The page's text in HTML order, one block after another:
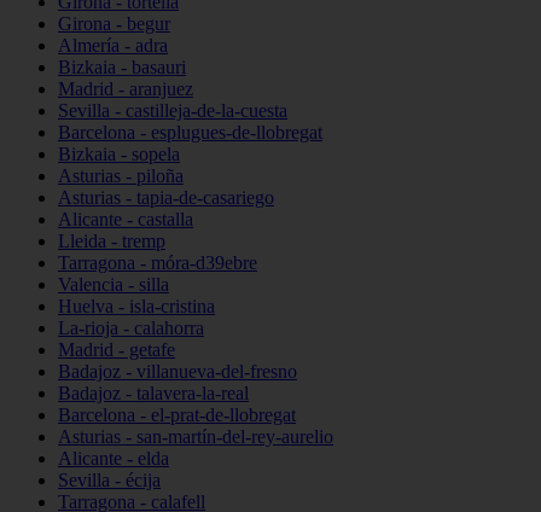
Girona - begur
Almería - adra
Bizkaia - basauri
Madrid - aranjuez
Sevilla - castilleja-de-la-cuesta
Barcelona - esplugues-de-llobregat
Bizkaia - sopela
Asturias - piloña
Asturias - tapia-de-casariego
Alicante - castalla
Lleida - tremp
Tarragona - móra-d39ebre
Valencia - silla
Huelva - isla-cristina
La-rioja - calahorra
Madrid - getafe
Badajoz - villanueva-del-fresno
Badajoz - talavera-la-real
Barcelona - el-prat-de-llobregat
Asturias - san-martín-del-rey-aurelio
Alicante - elda
Sevilla - écija
Tarragona - calafell